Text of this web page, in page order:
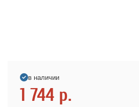
в наличии
1 744 р.